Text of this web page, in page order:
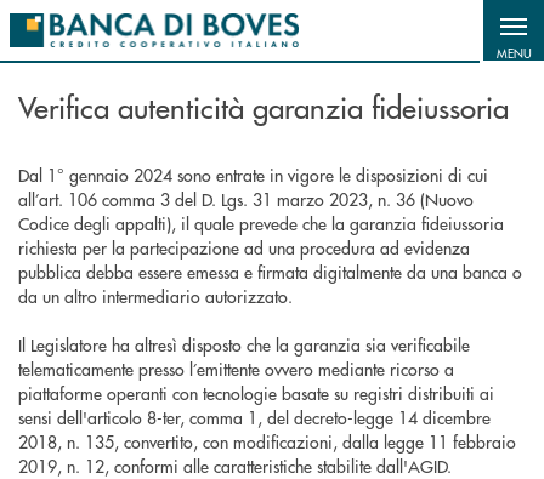
Salta al contenuto principale
MENU
Verifica autenticità garanzia fideiussoria
Dal 1° gennaio 2024 sono entrate in vigore le disposizioni di cui
all’art. 106 comma 3 del D. Lgs. 31 marzo 2023, n. 36 (Nuovo
Codice degli appalti), il quale prevede che la garanzia fideiussoria
richiesta per la partecipazione ad una procedura ad evidenza
pubblica debba essere emessa e firmata digitalmente da una banca o
da un altro intermediario autorizzato.
Il Legislatore ha altresì disposto che la garanzia sia verificabile
telematicamente presso l’emittente ovvero mediante ricorso a
piattaforme operanti con tecnologie basate su registri distribuiti ai
sensi dell'articolo 8-ter, comma 1, del decreto-legge 14 dicembre
2018, n. 135, convertito, con modificazioni, dalla legge 11 febbraio
2019, n. 12, conformi alle caratteristiche stabilite dall'AGID.